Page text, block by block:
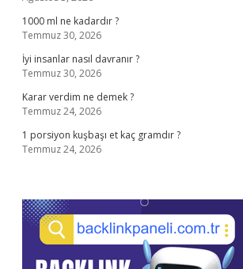
1000 ml ne kadardır ?
Temmuz 30, 2026
İyi insanlar nasıl davranır ?
Temmuz 30, 2026
Karar verdim ne demek ?
Temmuz 24, 2026
1 porsiyon kuşbaşı et kaç gramdır ?
Temmuz 24, 2026